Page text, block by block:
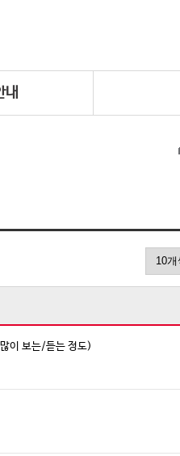
내
이 보는/듣는 정도)